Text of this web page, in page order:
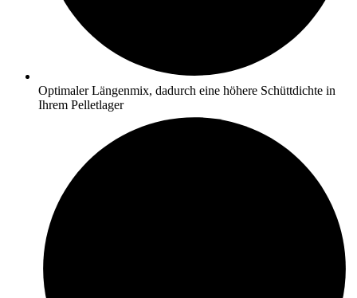
Optimaler Längenmix, dadurch eine höhere Schüttdichte in
Ihrem Pelletlager